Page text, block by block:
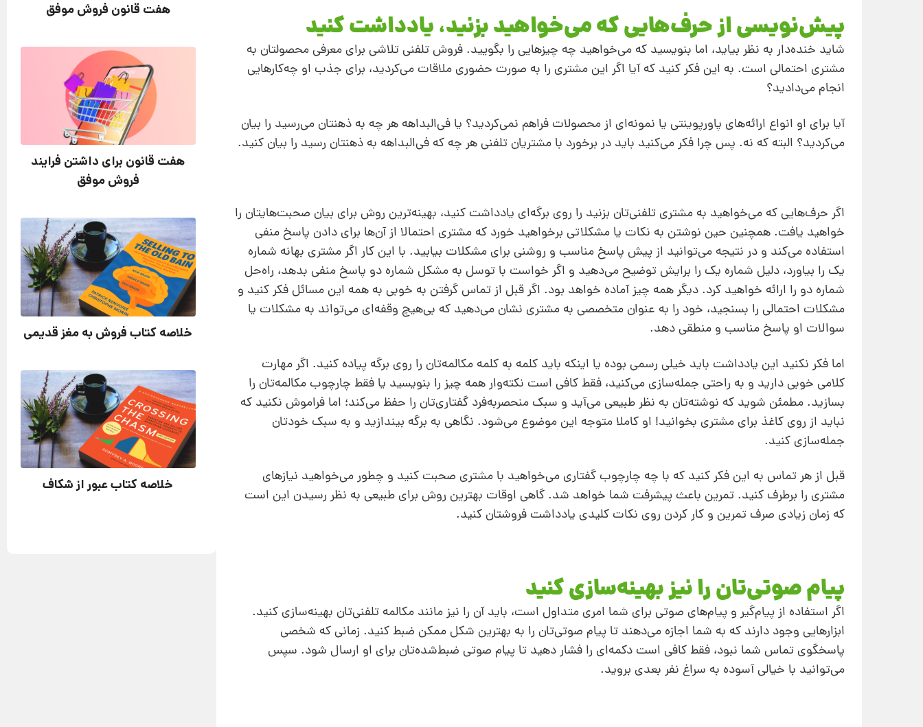
پیش‌نویسی از حرف‌هایی که می‌خواهید بزنید، یادداشت کنید
شاید خنده‌دار به نظر بیاید، اما بنویسید که می‌خواهید چه چیزهایی را بگویید. فروش تلفنی تلاشی برای معرفی محصولتان به
مشتری احتمالی است. به این فکر کنید که آیا اگر این مشتری را به‌ صورت حضوری ملاقات می‌کردید، برای جذب او چه‌کارهایی
انجام می‌دادید؟
آیا برای او انواع ارائه‌های پاورپوینتی یا نمونه‌ای از محصولات فراهم نمی‌کردید؟ یا فی‌البداهه هر چه به ذهنتان می‌رسید را بیان
می‌کردید؟ البته که نه. پس چرا فکر می‌کنید باید در برخورد با مشتریان تلفنی هر چه که فی‌البداهه به ذهنتان رسید را بیان کنید.
اگر حرف‌هایی که می‌خواهید به مشتری تلفنی‌تان بزنید را روی برگه‌ای یادداشت کنید، بهینه‌ترین روش برای بیان صحبت‌هایتان را
خواهید یافت. همچنین حین نوشتن به نکات یا مشکلاتی برخواهید خورد که مشتری احتمالا از آن‌ها برای دادن پاسخ منفی
استفاده می‌کند و در نتیجه می‌توانید از پیش پاسخ مناسب و روشنی برای مشکلات بیابید. با این کار اگر مشتری بهانه شماره‌
یک را بیاورد، دلیل شماره‌ یک را برایش توضیح می‌دهید و اگر خواست با توسل به مشکل شماره‌ دو پاسخ منفی بدهد، راه‌حل
شماره‌ دو را ارائه خواهید کرد. دیگر همه‌ چیز آماده خواهد بود. اگر قبل از تماس گرفتن به‌ خوبی به همه این مسائل فکر کنید و
مشکلات احتمالی را بسنجید، خود را به‌ عنوان متخصصی به مشتری نشان می‌دهید که بی‌هیچ وقفه‌ای می‌تواند به مشکلات یا
سوالات او پاسخ مناسب و منطقی دهد.
اما فکر نکنید این یادداشت باید خیلی رسمی بوده یا اینکه باید کلمه به کلمه مکالمه‌تان را روی برگه پیاده کنید. اگر مهارت
کلامی خوبی دارید و به‌ راحتی جمله‌سازی می‌کنید، فقط کافی است نکته‌وار همه‌ چیز را بنویسید یا فقط چارچوب مکالمه‌تان را
بسازید. مطمئن شوید که نوشته‌تان به نظر طبیعی می‌آید و سبک منحصربه‌فرد گفتاری‌تان را حفظ می‌کند؛ اما فراموش نکنید که
نباید از روی کاغذ برای مشتری بخوانید! او کاملا متوجه این موضوع می‌شود. نگاهی به برگه بیندازید و به سبک خودتان
جمله‌سازی کنید.
قبل از هر تماس به این فکر کنید که با چه چارچوب گفتاری‌ می‌خواهید با مشتری صحبت کنید و چطور می‌خواهید نیازهای
مشتری را برطرف کنید. تمرین باعث پیشرفت شما خواهد شد. گاهی اوقات بهترین روش برای طبیعی به نظر رسیدن این است
که زمان زیادی صرف تمرین و کار کردن روی نکات کلیدی یادداشت فروشتان کنید.
پیام صوتی‌تان را نیز بهینه‌سازی کنید
اگر استفاده از پیام‌گیر و پیام‌های صوتی برای شما امری متداول است، باید آن را نیز مانند مکالمه تلفنی‌تان بهینه‌سازی کنید.
ابزارهایی وجود دارند که به شما اجازه می‌دهند تا پیام صوتی‌تان را به بهترین شکل ممکن ضبط کنید. زمانی که شخصی
پاسخگوی تماس شما نبود، فقط کافی است دکمه‌ای را فشار دهید تا پیام صوتی ضبط‌شده‌تان برای او ارسال شود. سپس
می‌توانید با خیالی آسوده به سراغ نفر بعدی بروید.
هفت قانون فروش موفق
هفت قانون برای داشتن فرایند
فروش موفق
خلاصه کتاب فروش به مغز قدیمی
خلاصه کتاب عبور از شکاف